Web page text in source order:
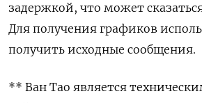
задержкой, что может
Для получения графиков
получить исходные сообщения.
** Ван Тао является